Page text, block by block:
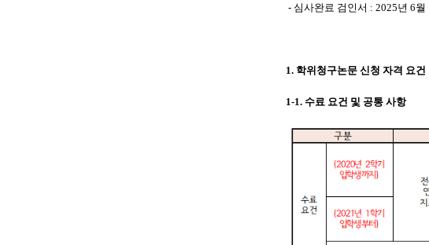
- 심사완료 검인서 : 2025년 6월
1. 학위청구논문 신청 자격 요건
1-1. 수료 요건 및 공통 사항